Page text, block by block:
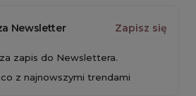
Newsletter Zapisz się
zapis do Newslettera.
z najnowszymi trendami